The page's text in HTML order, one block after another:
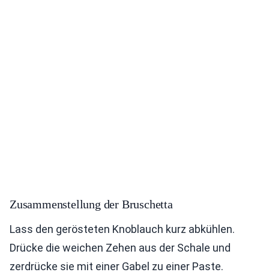
Zusammenstellung der Bruschetta
Lass den gerösteten Knoblauch kurz abkühlen.
Drücke die weichen Zehen aus der Schale und
zerdrücke sie mit einer Gabel zu einer Paste.